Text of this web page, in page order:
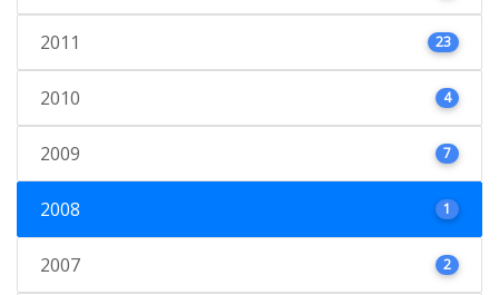
2011 23
2010 4
2009 7
2008 1
2007 2